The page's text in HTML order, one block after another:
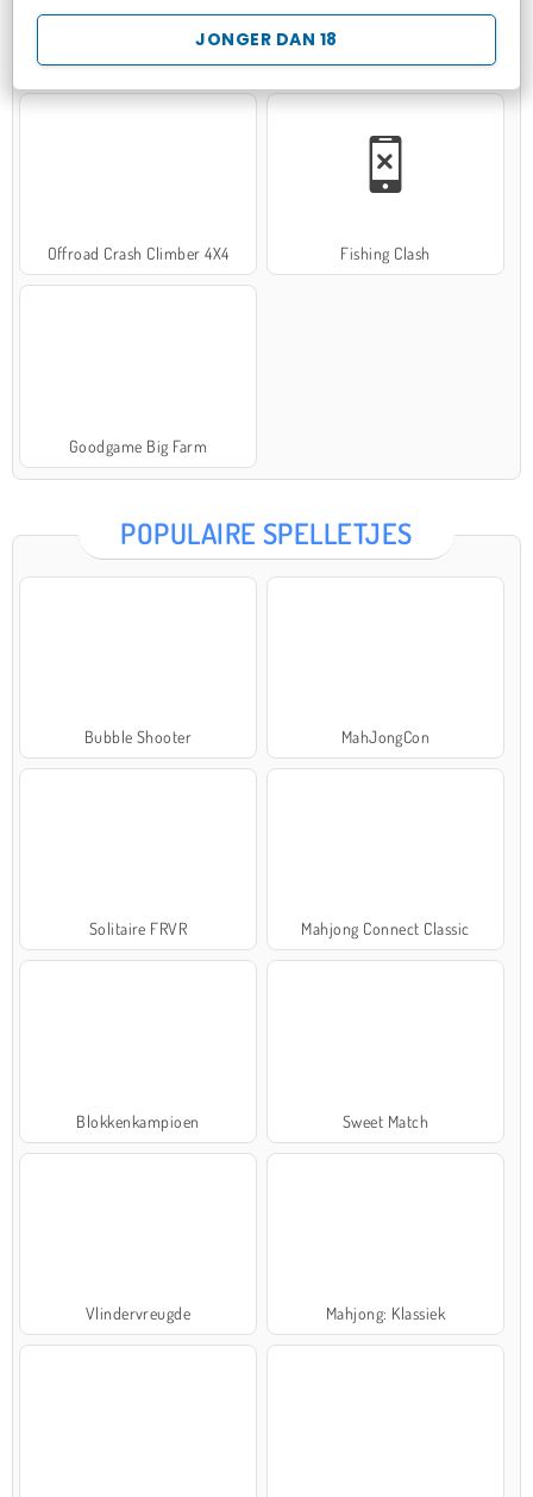
JONGER DAN 18
Hospital Surgeon Doctor Game Potion Sort
Offroad Crash Climber 4X4 Fishing Clash
Goodgame Big Farm
POPULAIRE SPELLETJES
Bubble Shooter MahJongCon
Solitaire FRVR Mahjong Connect Classic
Blokkenkampioen Sweet Match
Vlindervreugde Mahjong: Klassiek